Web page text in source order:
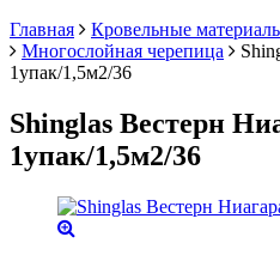
Главная
Кровельные
Многослойная черепица
1упак/1,5м2/36
Shinglas Вестерн
1упак/1,5м2/36